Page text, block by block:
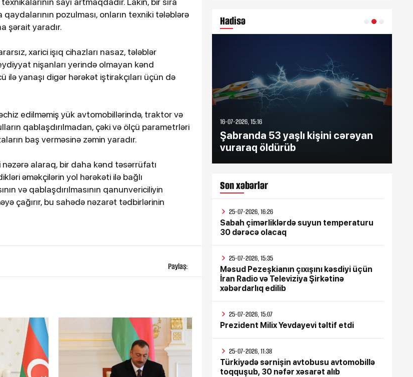
pozulması, onların texniki tələblərə
şərait yaradır.
xarici işıq cihazları nasaz, tələblər
nişanları yerində olmayan kənd
ilə yanaşı digər hərəkət iştirakçıları üçün də
edilməmiş yük avtomobillərində, traktor və
qablaşdırılmadan, çəki və ölçü parametrləri
baş verməsinə zəmin yaradır.
alaraq, bir daha kənd təsərrüfatı
əməkçilərin yol hərəkəti ilə bağlı
və qablaşdırılmasının qanunvericiliyin
çağırır, bu sahədə nəzarət tədbirlərinin
Paylaş:
Hadisə
25-07-2026, 11:38
Türkiyədə sərnişin avtobusu
avtomobillə toqquşub, 30 nəfər
xəsarət alıb
16-07-2026, 15:16
Şabranda 53 yaşlı kişini cərəyan
vuraraq öldürüb
Son xəbərlər
25-07-2026, 16:26
Sabah çimərliklərdə suyun temperaturu
30 dərəcə olacaq
25-07-2026, 15:35
Məsud Pezeşkianın çıxışını kəsdiyi üçün
İran Radio və Televiziya Şirkətinə
xəbərdarlıq edilib
25-07-2026, 15:07
Prezident Milix Yevdayevi təltif etdi
25-07-2026, 11:38
Türkiyədə sərnişin avtobusu avtomobillə
toqquşub, 30 nəfər xəsarət alıb